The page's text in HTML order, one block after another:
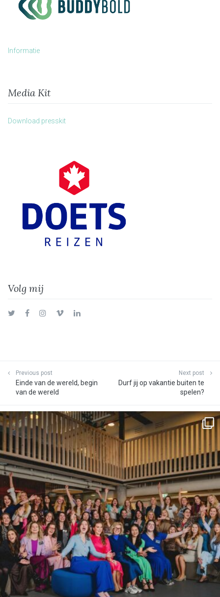
Informatie
Media Kit
Download presskit
Volg mij
TwitterFacebookInstagram
VimeoLinkedIn
Previous post
Einde van de wereld, begin
van de wereld
Next post
Durf jij op vakantie buiten te
spelen?